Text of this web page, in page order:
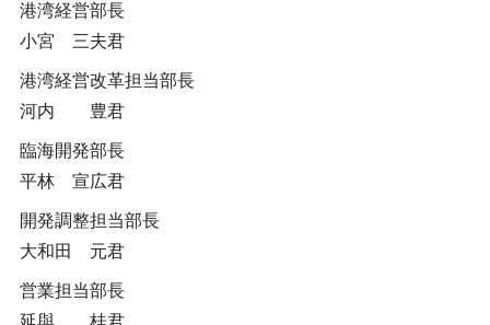
港湾経営部長
小宮 三夫君
港湾経営改革担当部長
河内 豊君
臨海開発部長
平林 宣広君
開発調整担当部長
大和田 元君
営業担当部長
延與 桂君